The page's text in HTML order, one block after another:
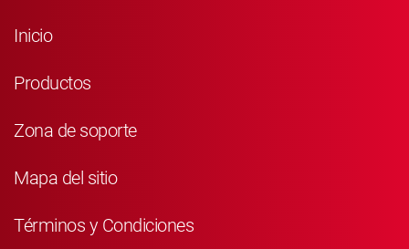
Inicio
Productos
Zona de soporte
Mapa del sitio
Términos y Condiciones